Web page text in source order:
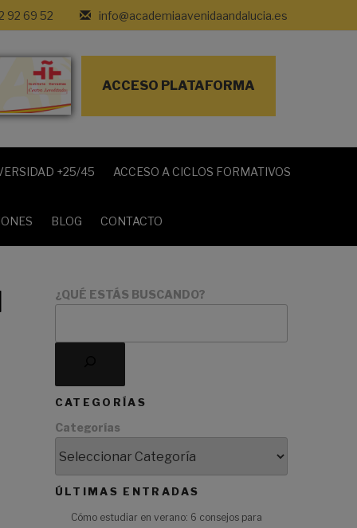
info@academiaavenidaandalucia.es
92 69 52
ACCESO PLATAFORMA
+25/45 ACCESO A CICLOS FORMATIVOS
BLOG CONTACTO
¿QUÉ ESTÁS BUSCANDO?
CATEGORÍAS
Categorías
ÚLTIMAS ENTRADAS
Cómo estudiar en verano: 6 consejos para